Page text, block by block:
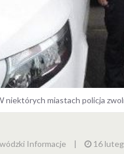
niektórych miastach policja
Informacje | 16